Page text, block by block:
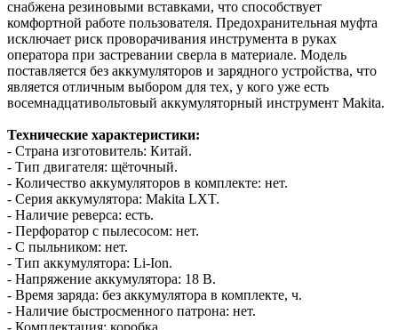
снабжена резиновыми вставками, что способствует
комфортной работе пользователя. Предохранительная муфта
исключает риск проворачивания инструмента в руках
оператора при застревании сверла в материале. Модель
поставляется без аккумуляторов и зарядного устройства, что
является отличным выбором для тех, у кого уже есть
восемнадцативольтовый аккумуляторный инструмент Makita.
Технические характеристики:
- Страна изготовитель: Китай.
- Тип двигателя: щёточный.
- Количество аккумуляторов в комплекте: нет.
- Серия аккумулятора: Makita LXT.
- Наличие реверса: есть.
- Перфоратор с пылесосом: нет.
- С пыльником: нет.
- Тип аккумулятора: Li‑Ion.
- Напряжение аккумулятора: 18 В.
- Время заряда: без аккумулятора в комплекте, ч.
- Наличие быстросменного патрона: нет.
- Комплектация: коробка.